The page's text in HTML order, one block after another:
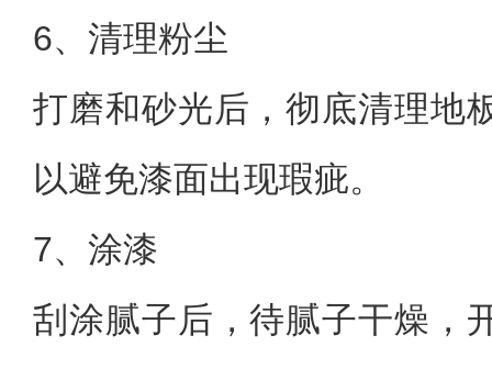
6、清理粉尘
打磨和砂光后，彻底清理地
以避免漆面出现瑕疵。
7、涂漆
刮涂腻子后，待腻子干燥，